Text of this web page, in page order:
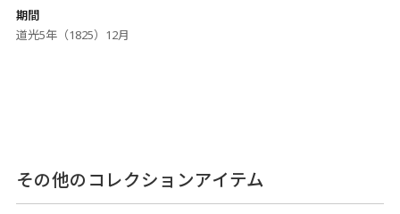
期間
道光5年（1825）12月
その他のコレクションアイテム